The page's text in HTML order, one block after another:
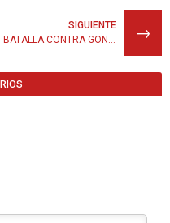
→
SIGUIENTE
BATALLA CONTRA GONZAP